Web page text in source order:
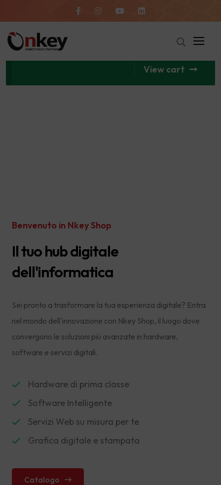
“Configurazione e Assemblaggio PC”
has been added to your cart.
View cart
Benvenuto in Nkey Shop
Il tuo hub digitale
dell'informatica
Sei pronto a trasformare la tua esperienza digitale? Entra
nel mondo dell'innovazione con Nkey Shop, il luogo dove
convergono le soluzioni più avanzate in hardware,
software e servizi digitali.
Hardware di prima classe
Software Intelligente
Servizi Web su misura per te
Grafica digitale e stampata
Catalogo